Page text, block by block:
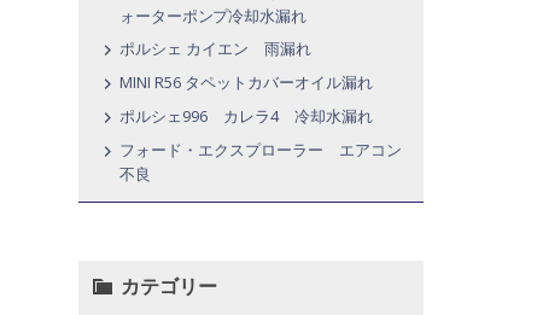
ォーターポンプ冷却水漏れ
ポルシェ カイエン 雨漏れ
MINI R56 タペットカバーオイル漏れ
ポルシェ996 カレラ4 冷却水漏れ
フォード・エクスプローラー エアコン
不良
カテゴリー